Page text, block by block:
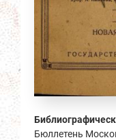
Бюллетень